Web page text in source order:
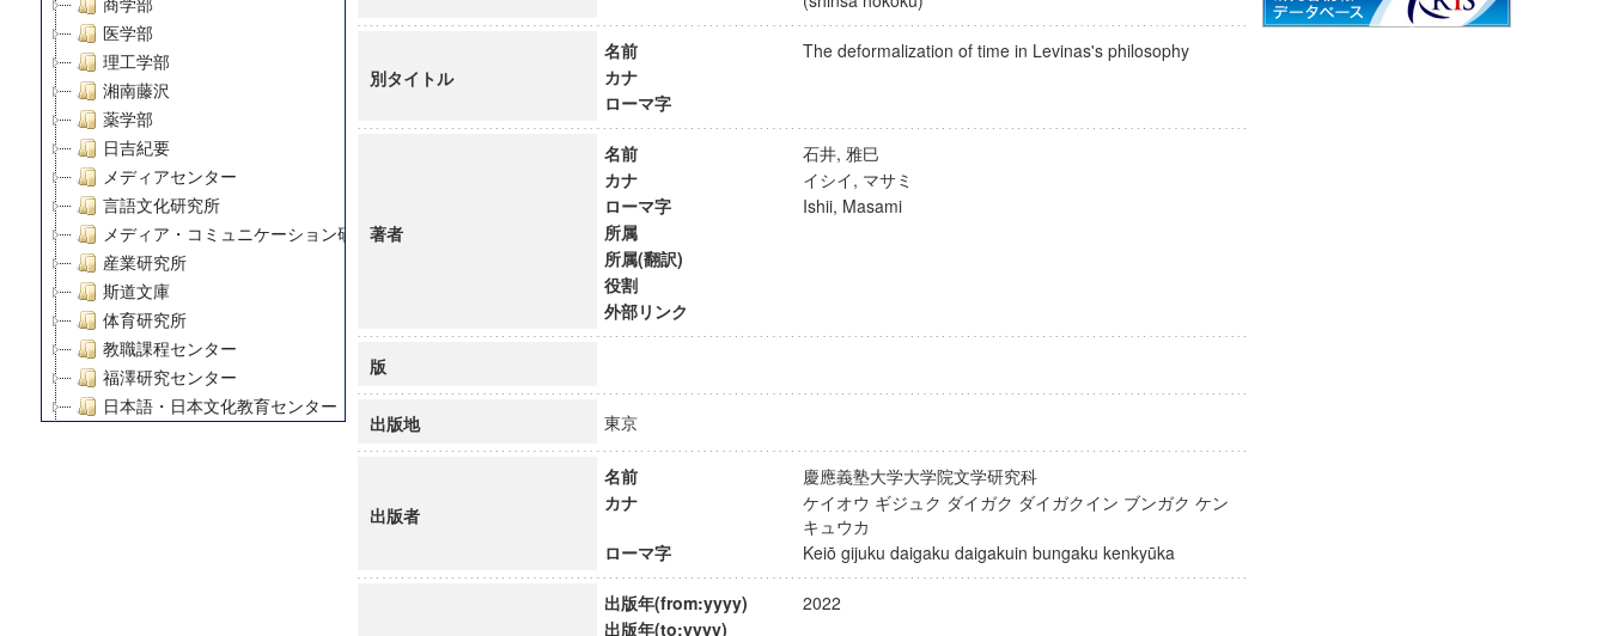
商学部
医学部
理工学部
湘南藤沢
薬学部
日吉紀要
メディアセンター
言語文化研究所
メディア・コミュニケーション研究所
産業研究所
斯道文庫
体育研究所
教職課程センター
福澤研究センター
日本語・日本文化教育センター
グローバルリサーチインスティテュート
別タイトル
名前
The deformalization of time in Levinas's philosophy
カナ
ローマ字
著者
名前
石井, 雅巳
カナ
イシイ, マサミ
ローマ字
Ishii, Masami
所属
所属(翻訳)
役割
外部リンク
版
出版地 東京
出版者
名前
慶應義塾大学大学院文学研究科
カナ
ケイオウ ギジュク ダイガク ダイガクイン ブンガク ケン
キュウカ
ローマ字
Keiō gijuku daigaku daigakuin bungaku kenkyūka
出版年(from:yyyy)
2022
出版年(to:yyyy)